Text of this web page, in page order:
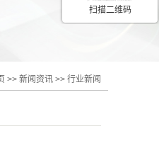
>> 新闻资讯 >> 行业新闻
扫描二维码